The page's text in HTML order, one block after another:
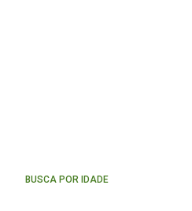
BUSCA POR IDADE